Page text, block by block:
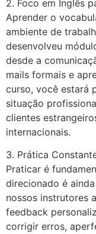
2. Foco em Inglês
Aprender o
ambiente de
desenvolveu
desde a
mails formais e
curso, você estará
situação
clientes
internacionais.
3. Prática
Praticar é
direcionado é
nossos instrutores
feedback
corrigir erros,